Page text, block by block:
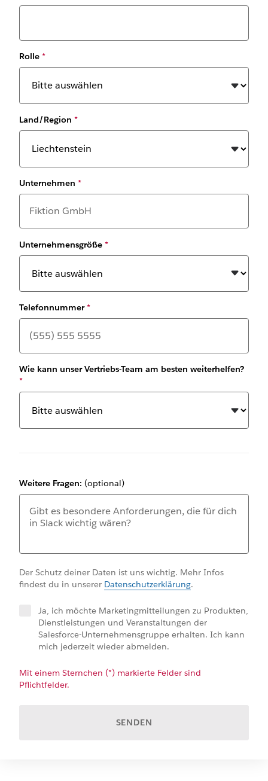
Rolle *
Land/Region *
Unternehmen *
Unternehmensgröße *
Telefonnummer*
Wie kann unser Vertriebs-Team am besten weiterhelfen?
*
Weitere Fragen: (optional)
Der Schutz deiner Daten ist uns wichtig. Mehr Infos
findest du in unserer Datenschutzerklärung.
Ja, ich möchte Marketingmitteilungen zu Produkten,
Dienstleistungen und Veranstaltungen der
Salesforce-Unternehmensgruppe erhalten. Ich kann
mich jederzeit wieder abmelden.
Mit einem Sternchen (*) markierte Felder sind
Pflichtfelder.
SENDEN